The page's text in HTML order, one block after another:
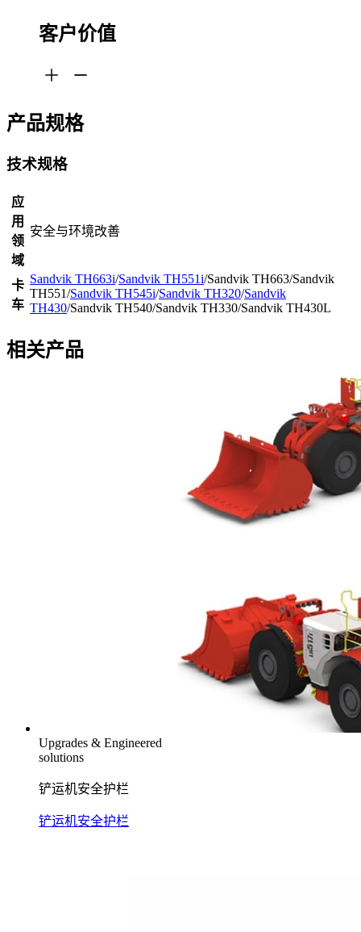
客户价值
产品规格
技术规格
应
用
领
域
安全与环境改善
卡
车
Sandvik TH663i/Sandvik TH551i/Sandvik TH663/Sandvik
TH551/Sandvik TH545i/Sandvik TH320/Sandvik
TH430/Sandvik TH540/Sandvik TH330/Sandvik TH430L
相关产品
Upgrades & Engineered
solutions
铲运机安全护栏
铲运机安全护栏